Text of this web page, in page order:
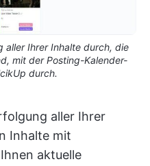
aller Ihrer Inhalte durch, die
mit der Posting-Kalender-
durch.
aller Ihrer
Inhalte mit
aktuelle